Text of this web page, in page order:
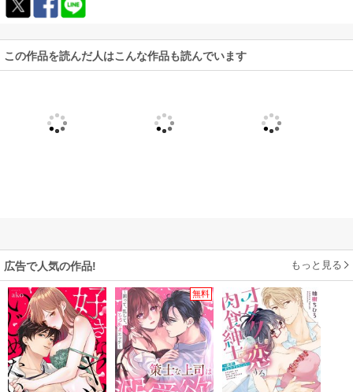
この作品を読んだ人はこんな作品も読んでいます
広告で人気の作品! もっと見る
無料